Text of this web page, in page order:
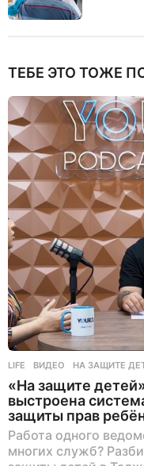
ТЕБЕ ЭТО ТОЖЕ
LIFE ВИДЕО ,НА ЗАЩИТЕ
«На защите
выстроена
защиты прав
Работа одного
многих служб?